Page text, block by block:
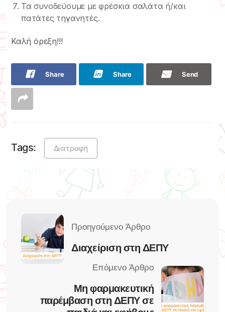
Τα συνοδεύουμε με φρέσκια σαλάτα ή/και
πατάτες τηγανητές.
Καλή όρεξη!!!
Share Share Send
Tags: Διατροφή
Διαχείριση στη ΔΕΠΥ
Μη φαρμακευτική
παρέμβαση στη ΔΕΠΥ σε